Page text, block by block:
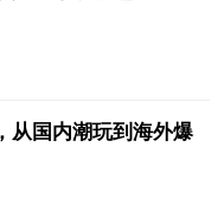
从国内潮玩到海外爆